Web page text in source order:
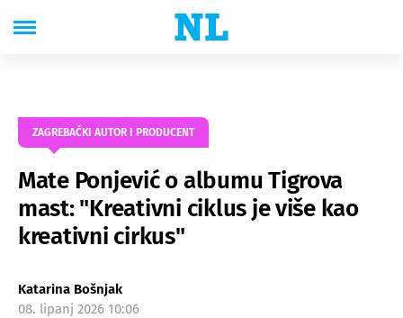
ZAGREBAČKI AUTOR I PRODUCENT
Mate Ponjević o albumu Tigrova
mast: "Kreativni ciklus je više kao
kreativni cirkus"
Katarina Bošnjak
08. lipanj 2026 10:06